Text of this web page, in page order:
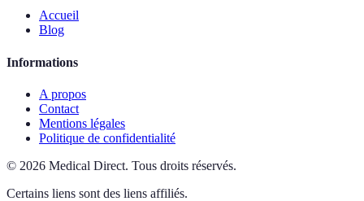
Accueil
Blog
Informations
A propos
Contact
Mentions légales
Politique de confidentialité
© 2026 Medical Direct. Tous droits réservés.
Certains liens sont des liens affiliés.